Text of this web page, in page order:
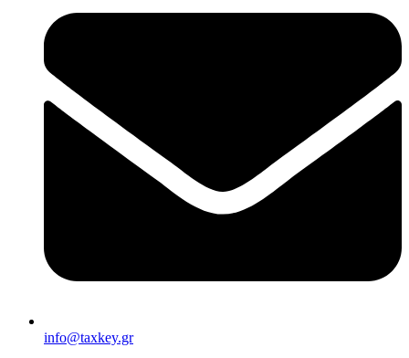
info@taxkey.gr